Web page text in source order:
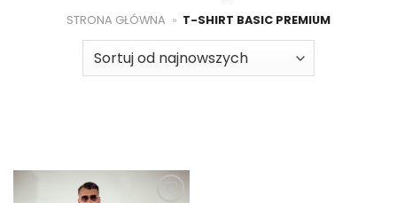
STRONA GŁÓWNA » T-SHIRT BASIC PREMIUM